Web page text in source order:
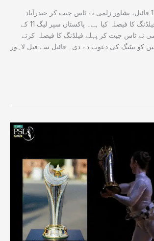
لاہور: پی ایس ایل 11 فائنل، پشاور زلمی نے ٹاس جیت کر حیدرآباد
کنگزمین کے خلاف فیلڈنگ کا فیصلہ کیا ہے۔ پاکستان سپر لیگ 11 کے
نے ٹاس جیت کر پہلے فیلڈنگ کا فیصلہ کرتے
کو بیٹنگ کی دعوت دے دی۔ فائنل سے قبل لاہور